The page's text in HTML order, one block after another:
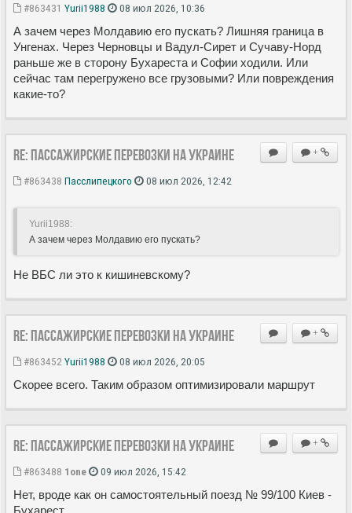
#863431 Yurii1988 08 июл 2026, 10:36
А зачем через Молдавию его пускать? Лишняя граница в
Унгенах. Через Черновцы и Вадул-Сирет и Сучаву-Норд
раньше же в сторону Бухареста и Софии ходили. Или
сейчас там перегружено все грузовыми? Или повреждения
какие-то?
+
Re: Пассажирские перевозки на Украине
#863438 Пасслипецкого 08 июл 2026, 12:42
Yurii1988:
А зачем через Молдавию его пускать?
Не ВБС ли это к кишиневскому?
+
Re: Пассажирские перевозки на Украине
#863452 Yurii1988 08 июл 2026, 20:05
Скорее всего. Таким образом оптимизировали маршрут
+
Re: Пассажирские перевозки на Украине
#863488 1one 09 июл 2026, 15:42
Нет, вроде как он самостоятельный поезд № 99/100 Киев -
Бухарест.